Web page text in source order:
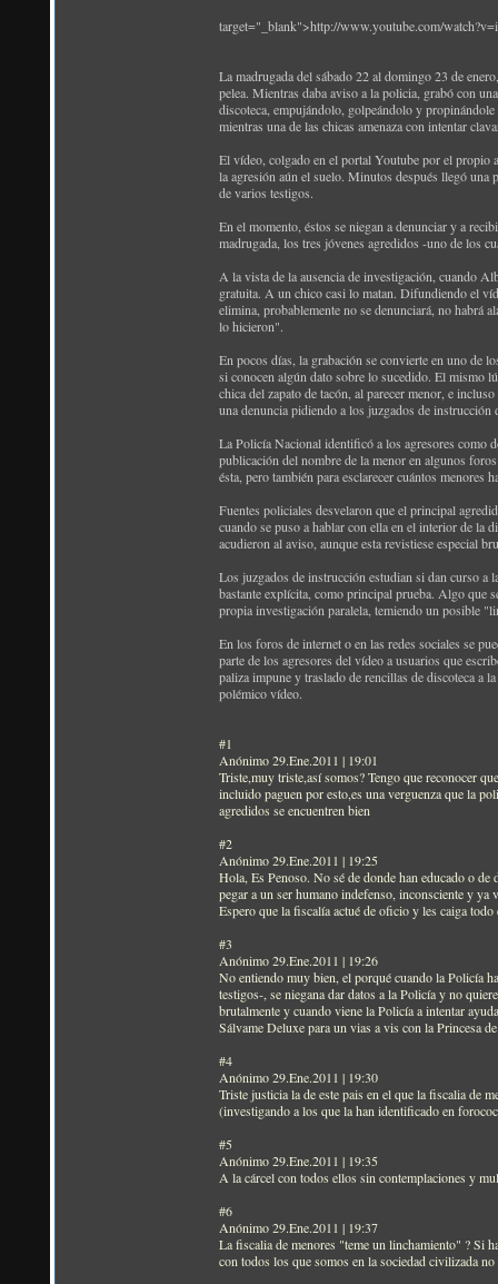
target="_blank">http://www.youtube.com/
La madrugada del sábado 22 al domingo 23 de
pelea. Mientras daba aviso a la policia, grabó con
discoteca, empujándolo, golpeándolo y
mientras una de las chicas amenaza con intentar
El vídeo, colgado en el portal Youtube por el propio
la agresión aún el suelo. Minutos después llegó
de varios testigos.
En el momento, éstos se niegan a denunciar y a
madrugada, los tres jóvenes agredidos -uno de los
A la vista de la ausencia de investigación, cuando
gratuita. A un chico casi lo matan. Difundiendo el
elimina, probablemente no se denunciará, no habrá
lo hicieron".
En pocos días, la grabación se convierte en uno de
si conocen algún dato sobre lo sucedido. El mismo
chica del zapato de tacón, al parecer menor, e
una denuncia pidiendo a los juzgados de instrucción
La Policía Nacional identificó a los agresores como
publicación del nombre de la menor en algunos
ésta, pero también para esclarecer cuántos menores
Fuentes policiales desvelaron que el principal
cuando se puso a hablar con ella en el interior de la
acudieron al aviso, aunque esta revistiese especial
Los juzgados de instrucción estudian si dan curso a
bastante explícita, como principal prueba. Algo que
propia investigación paralela, temiendo un posible
En los foros de internet o en las redes sociales se
parte de los agresores del vídeo a usuarios que
paliza impune y traslado de rencillas de discoteca a
polémico vídeo.
#1
Anónimo 29.Ene.2011 | 19:01
Triste,muy triste,así somos? Tengo que reconocer
incluido paguen por esto,es una verguenza que la
agredidos se encuentren bien
#2
Anónimo 29.Ene.2011 | 19:25
Hola, Es Penoso. No sé de donde han educado o
pegar a un ser humano indefenso, inconsciente y ya
Espero que la fiscalía actué de oficio y les caiga
#3
Anónimo 29.Ene.2011 | 19:26
No entiendo muy bien, el porqué cuando la Policía
testigos-, se niegana dar datos a la Policía y no
brutalmente y cuando viene la Policía a intentar
Sálvame Deluxe para un vias a vis con la
#4
Anónimo 29.Ene.2011 | 19:30
Triste justicia la de este pais en el que la fiscalia de
(investigando a los que la han identificado en
#5
Anónimo 29.Ene.2011 | 19:35
A la cárcel con todos ellos sin contemplaciones y
#6
Anónimo 29.Ene.2011 | 19:37
La fiscalia de menores "teme un linchamiento" ? Si
con todos los que somos en la sociedad civilizada